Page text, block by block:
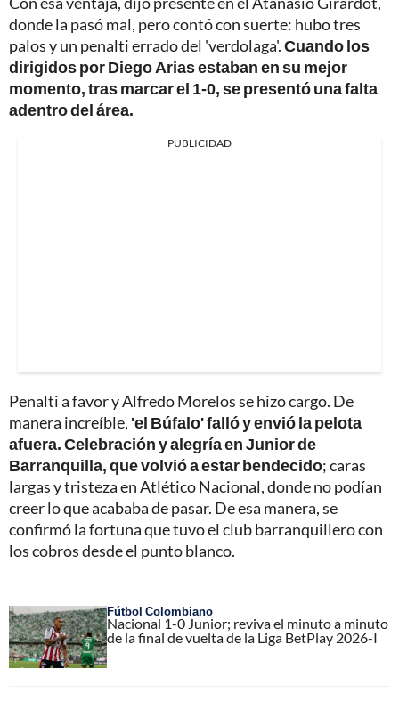
donde la pasó mal, pero contó con suerte: hubo tres
palos y un penalti errado del 'verdolaga'.Cuando los
dirigidos por Diego Arias estaban en su mejor
momento, tras marcar el 1-0, se presentó una falta
adentro del área.
PUBLICIDAD
Penalti a favor y Alfredo Morelos se hizo cargo. De
manera increíble, 'el Búfalo' falló y envió la pelota
afuera. Celebración y alegría en Junior de
Barranquilla, que volvió a estar bendecido; caras
largas y tristeza en Atlético Nacional, donde no podían
creer lo que acababa de pasar. De esa manera, se
confirmó la fortuna que tuvo el club barranquillero con
los cobros desde el punto blanco.
Fútbol Colombiano
Nacional 1-0 Junior; reviva el minuto a minuto
de la final de vuelta de la Liga BetPlay 2026-I